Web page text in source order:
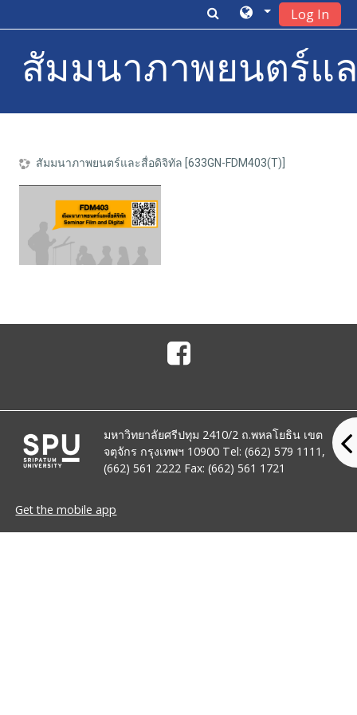
Log In
สัมมนาภาพยนตร์แล
สัมมนาภาพยนตร์และสื่อดิจิทัล [633GN-FDM403(T)]
มหาวิทยาลัยศรีปทุม 2410/2 ถ.พหลโยธิน เขต
จตุจักร กรุงเทพฯ 10900 Tel: (662) 579 1111,
(662) 561 2222 Fax: (662) 561 1721
Get the mobile app